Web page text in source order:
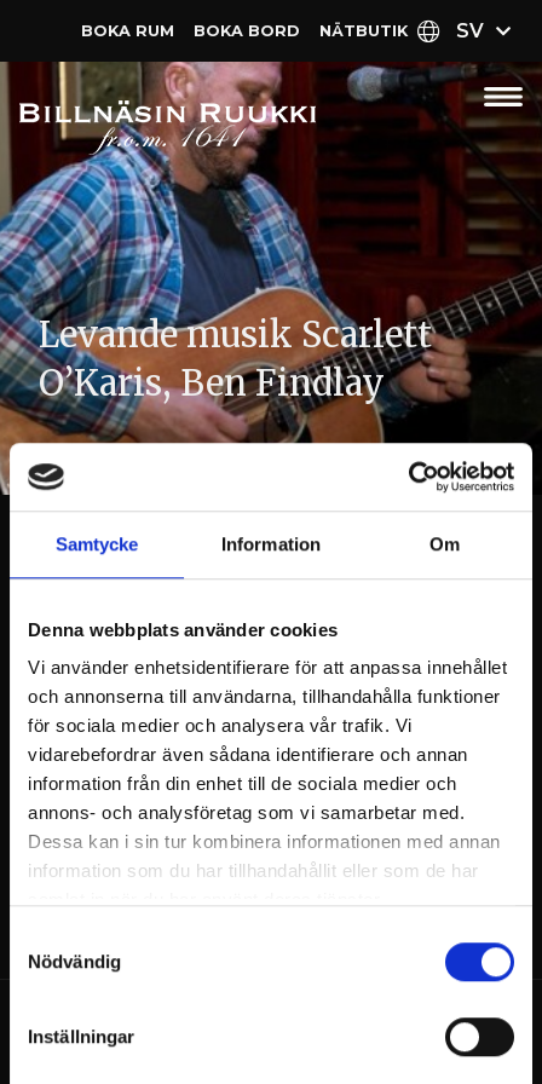
Samtycke Information Om
Denna webbplats använder cookies
Vi använder enhetsidentifierare för att anpassa innehållet
och annonserna till användarna, tillhandahålla funktioner
för sociala medier och analysera vår trafik. Vi
vidarebefordrar även sådana identifierare och annan
information från din enhet till de sociala medier och
annons- och analysföretag som vi samarbetar med.
Dessa kan i sin tur kombinera informationen med annan
information som du har tillhandahållit eller som de har
Nödvändig
Inställningar
BOKA RUM BOKA BORD NÄT­BUTIK SV
Levande musik Scarlett
O’Karis, Ben Findlay
Ben Findlay uppträder 18.7.2025 från klockan
19:00.
Ben Findlay är en skotsk trubadur bosatt i Esbo
som spelar lite av allt från 60-talet till dagens hits.
Han har spelat i Finland i mer än femton år i
band, duos och som trubadur.